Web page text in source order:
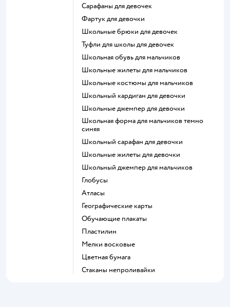
Сарафаны для девочек
Фартук для девочки
Школьные брюки для девочек
Туфли для школы для девочек
Школьная обувь для мальчиков
Школьные жилеты для мальчиков
Школьные костюмы для мальчиков
Школьный кардиган для девочки
Школьные джемпер для девочки
Школьная форма для мальчиков темно
синяя
Школьный сарафан для девочки
Школьные жилеты для девочки
Школьный джемпер для мальчиков
Глобусы
Атласы
Географические карты
Обучающие плакаты
Пластилин
Мелки восковые
Цветная бумага
Стаканы непроливайки